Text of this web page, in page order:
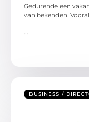
Gedurende een
van bekenden.
BUSINESS /